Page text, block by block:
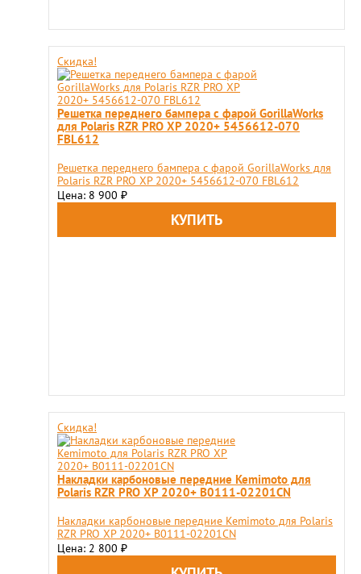
Скидка!
Решетка переднего бампера с фарой GorillaWorks
для Polaris RZR PRO XP 2020+ 5456612-070
FBL612
Решетка переднего бампера с фарой GorillaWorks для
Polaris RZR PRO XP 2020+ 5456612-070 FBL612
Цена: 8 900 ₽
Скидка!
Накладки карбоновые передние Kemimoto для
Polaris RZR PRO XP 2020+ B0111-02201CN
Накладки карбоновые передние Kemimoto для Polaris
RZR PRO XP 2020+ B0111-02201CN
Цена: 2 800 ₽